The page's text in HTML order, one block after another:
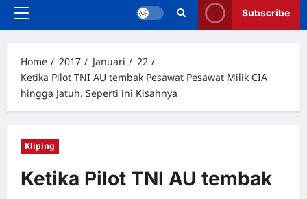
Primary
Subscribe
Home 2017 Januari
22
Ketika Pilot TNI AU tembak Pesawat Pesawat Milik CIA
hingga Jatuh. Seperti ini Kisahnya
Kliping
Ketika Pilot TNI AU tembak